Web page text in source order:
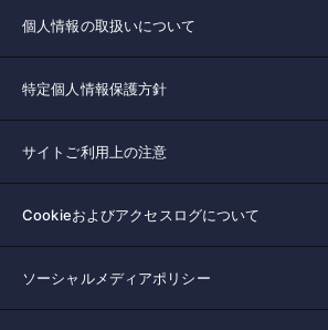
個人情報の取扱いについて
特定個人情報保護方針
サイトご利用上の注意
Cookieおよびアクセスログについて
ソーシャルメディアポリシー